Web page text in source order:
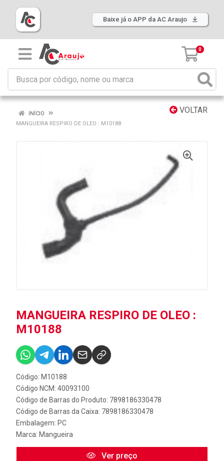
Baixe já o APP da AC Araujo
0
VOLTAR
INÍCIO
MANGUEIRA RESPIRO DE OLEO : M10188
MANGUEIRA RESPIRO DE OLEO :
M10188
Código: M10188
Código NCM: 40093100
Código de Barras do Produto: 7898186330478
Código de Barras da Caixa: 7898186330478
Embalagem: PC
Marca: Mangueira
Ver preço